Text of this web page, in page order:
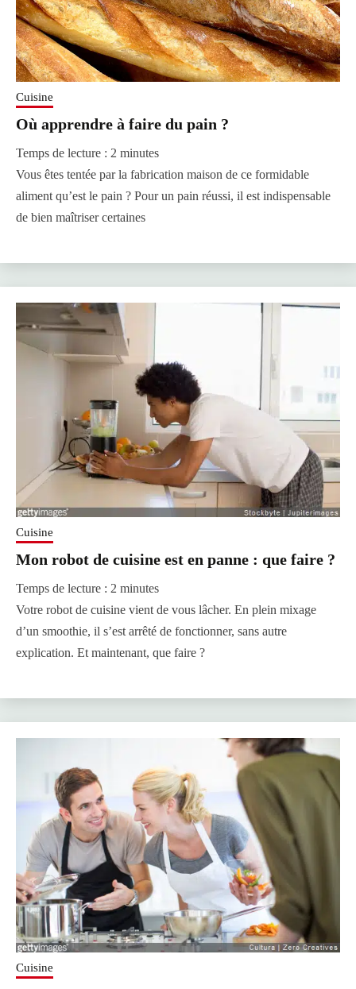
Cuisine
Où apprendre à faire du pain ?
Temps de lecture : 2 minutes
Vous êtes tentée par la fabrication maison de ce formidable
aliment qu’est le pain ? Pour un pain réussi, il est indispensable
de bien maîtriser certaines
Cuisine
Mon robot de cuisine est en panne : que faire ?
Temps de lecture : 2 minutes
Votre robot de cuisine vient de vous lâcher. En plein mixage
d’un smoothie, il s’est arrêté de fonctionner, sans autre
explication. Et maintenant, que faire ?
Cuisine